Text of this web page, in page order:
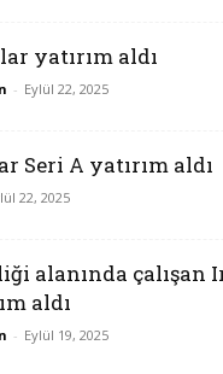
yatırım aldı
- Eylül 22, 2025
Seri A yatırım aldı
22, 2025
alanında çalışan
aldı
- Eylül 19, 2025